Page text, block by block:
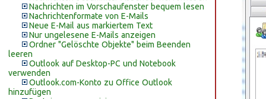
Nachrichten im Vorschaufenster bequem lesen
Nachrichtenformate von E-Mails
Neue E-Mail aus markiertem Text
Nur ungelesene E-Mails anzeigen
Ordner "Gelöschte Objekte" beim Beenden
leeren
Outlook auf Desktop-PC und Notebook
verwenden
Outlook.com-Konto zu Office Outlook
hinzufügen